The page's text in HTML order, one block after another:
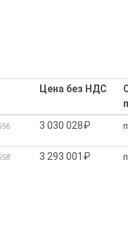
Цена без НДС
3 030 028₽
3 293 001₽